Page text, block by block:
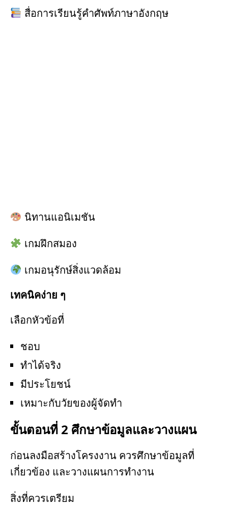
สื่อการเรียนรู้คำศัพท์ภาษาอังกฤษ
นิทานแอนิเมชัน
เกมฝึกสมอง
เกมอนุรักษ์สิ่งแวดล้อม
เทคนิคง่าย ๆ
เลือกหัวข้อที่
ชอบ
ทำได้จริง
มีประโยชน์
เหมาะกับวัยของผู้จัดทำ
ขั้นตอนที่ 2 ศึกษาข้อมูลและวางแผน
ก่อนลงมือสร้างโครงงาน ควรศึกษาข้อมูลที่
เกี่ยวข้อง และวางแผนการทำงาน
สิ่งที่ควรเตรียม